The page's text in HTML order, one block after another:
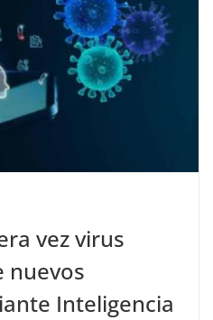
vez virus
nuevos
Inteligencia